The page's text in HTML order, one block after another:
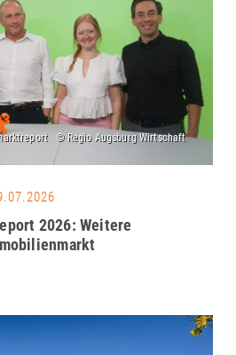
2026: Weitere